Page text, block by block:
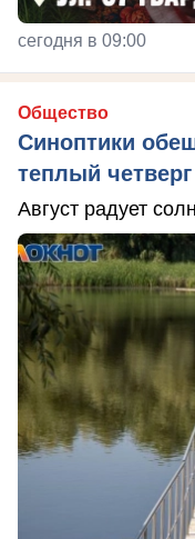
сегодня в 09:00
Общество
Синоптики
теплый
Август радует